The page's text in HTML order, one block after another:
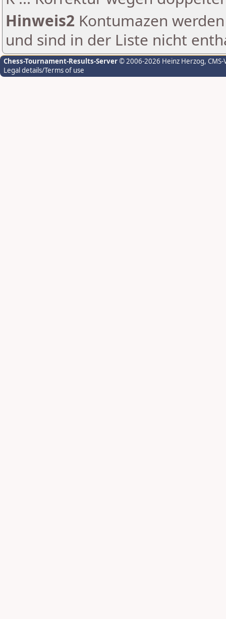
Hinweis2 Kontumazen
und sind in der Liste nicht
Chess-Tournament-Results-Server© 2006-2026 Heinz Herzog,
Legal details/Terms of use